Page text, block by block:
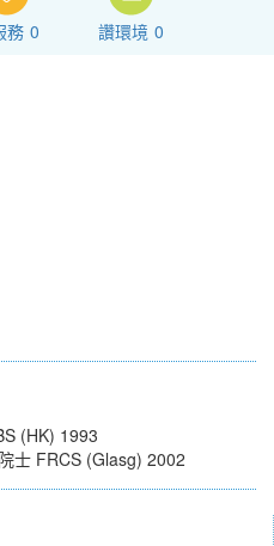
務 0 讚環境 0
(HK) 1993
士 FRCS (Glasg) 2002